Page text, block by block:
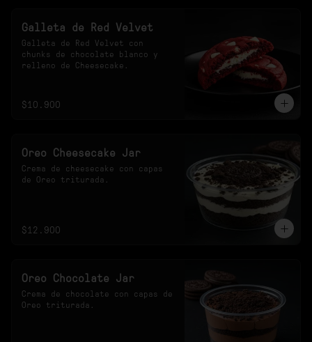
Galleta de Red Velvet
Galleta de Red Velvet con
chunks de chocolate blanco y
relleno de Cheesecake.
$10.900
Oreo Cheesecake Jar
Crema de cheesecake con capas
de Oreo triturada.
$12.900
Oreo Chocolate Jar
Crema de chocolate con capas de
Oreo triturada.